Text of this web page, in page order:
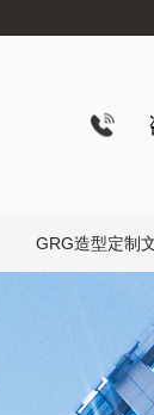
GRG造型定制